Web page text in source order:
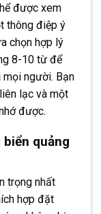
được xem
thông điệp ý
chọn hợp lý
8-10 từ để
người. Bạn
lạc và một
được.
quảng
trọng nhất
hợp đặt